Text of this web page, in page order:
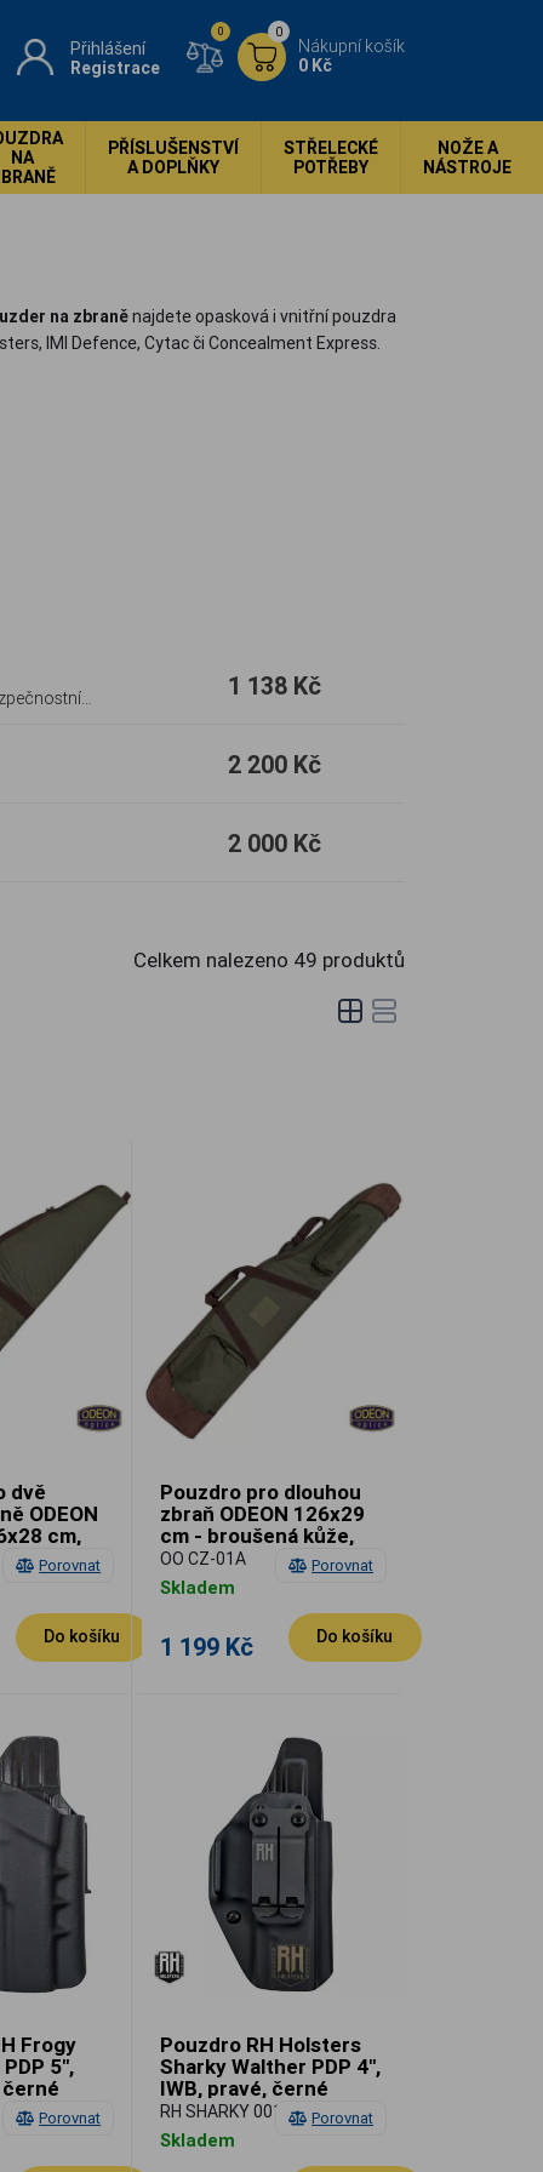
Přihlášení
Registrace
0
Nákupní košík
0 Kč
0
NA
PŘÍSLUŠENSTVÍ
A DOPLŇKY
STŘELECKÉ
POTŘEBY
NOŽE A
NÁSTROJE
na zbraněnajdete opasková i vnitřní pouzdra
IMI Defence, Cytac či Concealment Express.
1 138 Kč
2 200 Kč
2 000 Kč
Celkem nalezeno 49 produktů
Porovnat
dvě
ODEON
cm,
Do košíku
Porovnat
Pouzdro pro dlouhou
zbraň ODEON 126x29
cm - broušená kůže,
lovecké
OO CZ-01A
Skladem
1 199 Kč Do košíku
Porovnat
Frogy
5",
černé
Porovnat
Pouzdro RH Holsters
Sharky Walther PDP 4",
IWB, pravé, černé
RH SHARKY 001
Skladem